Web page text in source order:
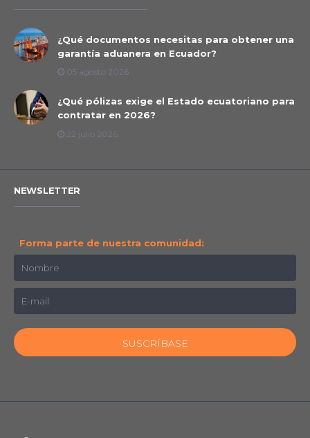
¿Qué documentos necesitas para obtener una
garantía aduanera en Ecuador?
05 agosto 2026
¿Qué pólizas exige el Estado ecuatoriano para
contratar en 2026?
22 julio 2026
NEWSLETTER
Forma parte de nuestra comunidad: